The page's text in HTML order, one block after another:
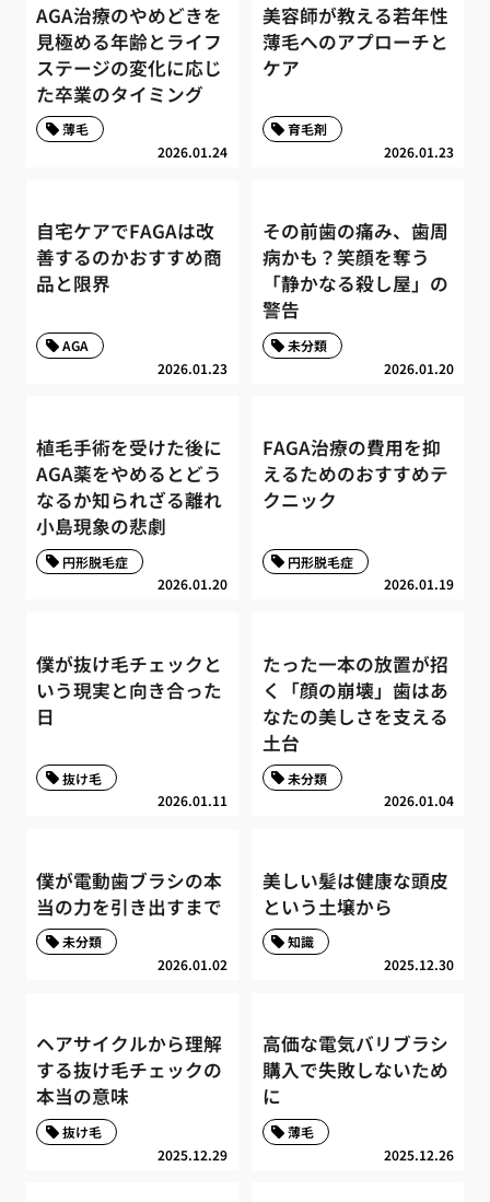
AGA治療のやめどきを
見極める年齢とライフ
ステージの変化に応じ
た卒業のタイミング
2026.01.24
薄毛
美容師が教える若年性
薄毛へのアプローチと
ケア
2026.01.23
育毛剤
自宅ケアでFAGAは改
善するのかおすすめ商
品と限界
2026.01.23
AGA
その前歯の痛み、歯周
病かも？笑顔を奪う
「静かなる殺し屋」の
警告
2026.01.20
未分類
植毛手術を受けた後に
AGA薬をやめるとどう
なるか知られざる離れ
小島現象の悲劇
2026.01.20
円形脱毛症
FAGA治療の費用を抑
えるためのおすすめテ
クニック
2026.01.19
円形脱毛症
僕が抜け毛チェックと
いう現実と向き合った
日
2026.01.11
抜け毛
たった一本の放置が招
く「顔の崩壊」歯はあ
なたの美しさを支える
土台
2026.01.04
未分類
僕が電動歯ブラシの本
当の力を引き出すまで
2026.01.02
未分類
美しい髪は健康な頭皮
という土壌から
2025.12.30
知識
ヘアサイクルから理解
する抜け毛チェックの
本当の意味
2025.12.29
抜け毛
高価な電気バリブラシ
購入で失敗しないため
に
2025.12.26
薄毛